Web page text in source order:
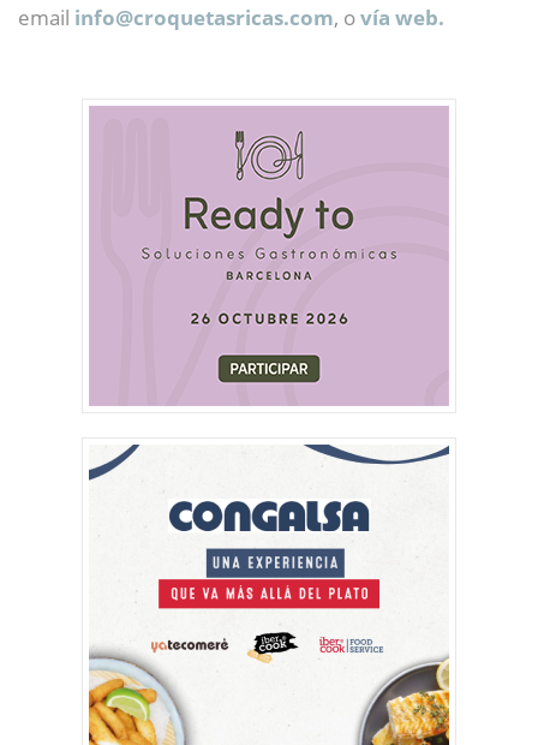
email info@croquetasricas.com, ovía web.